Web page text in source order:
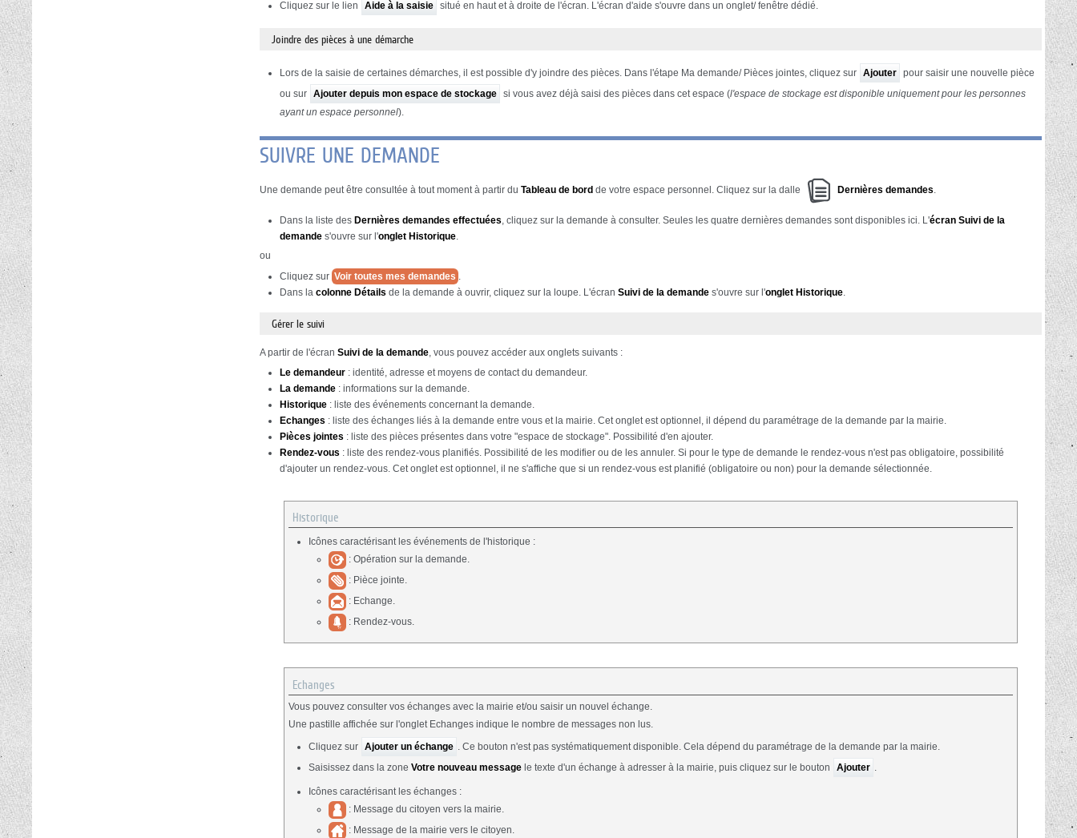
Cliquez sur le lien Aide à la saisie situé en haut et à droite de l'écran. L'écran d'aide s'ouvre dans un onglet/ fenêtre dédié.
Joindre des pièces à une démarche
Lors de la saisie de certaines démarches, il est possible d'y joindre des pièces. Dans l'étape Ma demande/ Pièces jointes, cliquez sur Ajouter pour saisir une nouvelle pièce
ou sur Ajouter depuis mon espace de stockage si vous avez déjà saisi des pièces dans cet espace (l'espace de stockage est disponible uniquement pour les personnes
ayant un espace personnel).
SUIVRE UNE DEMANDE
Une demande peut être consultée à tout moment à partir du Tableau de bord de votre espace personnel. Cliquez sur la dalle Dernières demandes.
Dans la liste des Dernières demandes effectuées, cliquez sur la demande à consulter. Seules les quatre dernières demandes sont disponibles ici. L'écran Suivi de la
demande s'ouvre sur l'onglet Historique.
ou
Cliquez sur Voir toutes mes demandes
Dans la colonne Détails de la demande à ouvrir, cliquez sur la loupe. L'écran Suivi de la demande s'ouvre sur l'onglet Historique
Gérer le suivi
A partir de l'écran Suivi de la demande , vous pouvez accéder aux onglets suivants :
Le demandeur : identité, adresse et moyens de contact du demandeur.
La demande : informations sur la demande.
Historique : liste des événements concernant la demande.
Echanges : liste des échanges liés à la demande entre vous et la mairie. Cet onglet est optionnel, il dépend du paramétrage de la demande par la mairie.
Pièces jointes : liste des pièces présentes dans votre "espace de stockage". Possibilité d'en ajouter.
Rendez-vous : liste des rendez-vous planifiés. Possibilité de les modifier ou de les annuler. Si pour le type de demande le rendez-vous n'est pas obligatoire, possibilité
d'ajouter un rendez-vous. Cet onglet est optionnel, il ne s'affiche que si un rendez-vous est planifié (obligatoire ou non) pour la demande sélectionnée.
Historique
Icônes caractérisant les événements de l'historique :
: Opération sur la demande.
: Pièce jointe.
: Echange.
: Rendez-vous.
Echanges
Vous pouvez consulter vos échanges avec la mairie et/ou saisir un nouvel échange.
Une pastille affichée sur l'onglet Echanges indique le nombre de messages non lus.
Cliquez sur Ajouter un échange . Ce bouton n'est pas systématiquement disponible. Cela dépend du paramétrage de la demande par la mairie.
Saisissez dans la zone Votre nouveau message le texte d'un échange à adresser à la mairie, puis cliquez sur le bouton Ajouter .
Icônes caractérisant les échanges :
: Message du citoyen vers la mairie.
: Message de la mairie vers le citoyen.